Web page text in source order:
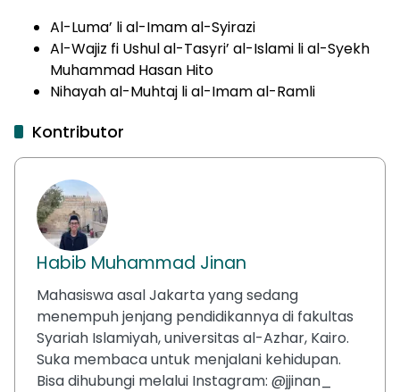
Al-Luma’ li al-Imam al-Syirazi
Al-Wajiz fi Ushul al-Tasyri’ al-Islami li al-Syekh
Muhammad Hasan Hito
Nihayah al-Muhtaj li al-Imam al-Ramli
Kontributor
Habib Muhammad Jinan
Mahasiswa asal Jakarta yang sedang
menempuh jenjang pendidikannya di fakultas
Syariah Islamiyah, universitas al-Azhar, Kairo.
Suka membaca untuk menjalani kehidupan.
Bisa dihubungi melalui Instagram: @jjinan_